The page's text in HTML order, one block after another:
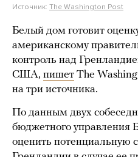
Источник: The Washington Post
Белый дом готовит
американскому
контроль над
США, пишет The
на три источника.
По данным двух
бюджетного управления
оценить потенциальную